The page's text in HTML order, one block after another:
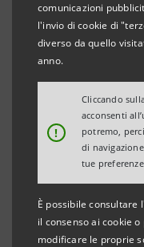
comunicazioni
l'invio di cookie di
diverso da quello
anno.
!
Cliccando
acconsenti
potremo,
di
tue
È possibile
il consenso ai cookie
modificare le proprie
INTESA SANPAOLO:
FILIERA AUTOMOTIVE
confronto per
atto nel settore
costruire strategie
• Al centro del
europee verso
transizione green e